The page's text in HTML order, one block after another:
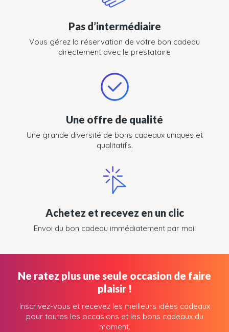
Pas d’intermédiaire
Vous gérez la réservation de votre bon cadeau
directement avec le prestataire
Une offre de qualité
Une grande diversité de bons cadeaux uniques et
qualitatifs.
Achetez et recevez en un clic
Envoi du bon cadeau immédiatement par mail
Ne ratez plus une seule occasion de faire
plaisir !
Inscrivez-vous et recevez les meilleurs idées cadeaux
pour toutes les occasions et les bons cadeaux du
moment.